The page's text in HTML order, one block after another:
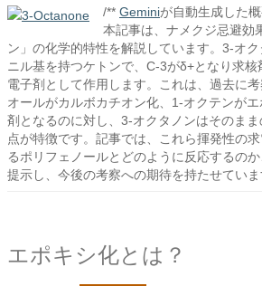
/** Geminiが自動生成した
本記事は、ナメクジ忌避効
ン」の化学的特性を解説しています。3-オ
ニル基を持つケトンで、C-3がδ+となり求
電子剤として作用します。これは、過去に
オールがカルボカチオン化、1-オクテンが
剤となるのに対し、3-オクタノンはそのま
点が特徴です。記事では、これら揮発性の
るポリフェノールとどのように反応するの
提示し、今後の考察への期待を持たせていま
エポキシ化とは？